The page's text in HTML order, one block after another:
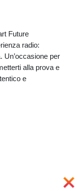
Future
radio:
Un’occasione per
alla prova e
e